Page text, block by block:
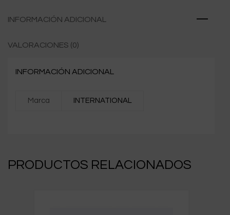
INFORMACIÓN ADICIONAL
VALORACIONES (0)
INFORMACIÓN ADICIONAL
Marca INTERNATIONAL
PRODUCTOS RELACIONADOS